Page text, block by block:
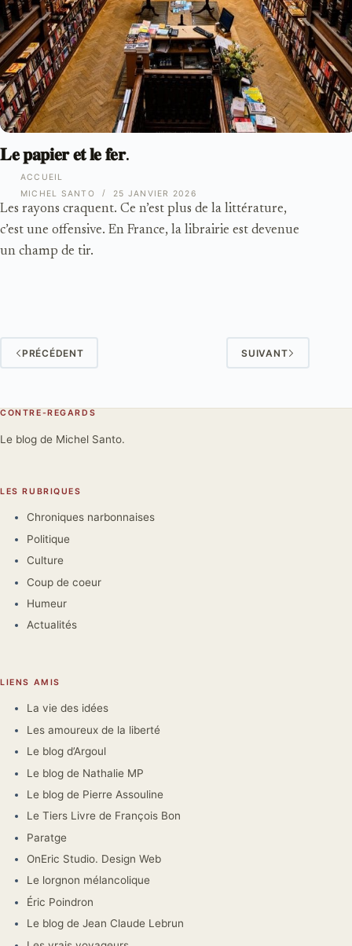
ACCUEIL
𝐋𝐞 𝐩𝐚𝐩𝐢𝐞𝐫 𝐞𝐭 𝐥𝐞 𝐟𝐞𝐫.
Les rayons craquent. Ce n’est plus de la littérature,
c’est une offensive. En France, la librairie est devenue
un champ de tir.
MICHEL SANTO 25 JANVIER 2026
PRÉCÉDENT SUIVANT
CONTRE-REGARDS
Le blog de Michel Santo.
LES RUBRIQUES
Chroniques narbonnaises
Politique
Culture
Coup de coeur
Humeur
Actualités
LIENS AMIS
La vie des idées
Les amoureux de la liberté
Le blog d’Argoul
Le blog de Nathalie MP
Le blog de Pierre Assouline
Le Tiers Livre de François Bon
Paratge
OnEric Studio. Design Web
Le lorgnon mélancolique
Éric Poindron
Le blog de Jean Claude Lebrun